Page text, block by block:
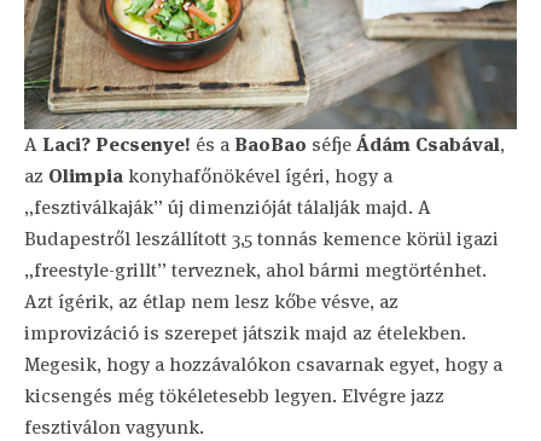
A Laci? Pecsenye! és a BaoBao séfjeÁdám Csabával,
az Olimpia konyhafőnökével ígéri, hogy a
„fesztiválkaják” új dimenzióját tálalják majd. A
Budapestről leszállított 3,5 tonnás kemence körül igazi
„freestyle-grillt” terveznek, ahol bármi megtörténhet.
Azt ígérik, az étlap nem lesz kőbe vésve, az
improvizáció is szerepet játszik majd az ételekben.
Megesik, hogy a hozzávalókon csavarnak egyet, hogy a
kicsengés még tökéletesebb legyen. Elvégre jazz
fesztiválon vagyunk.